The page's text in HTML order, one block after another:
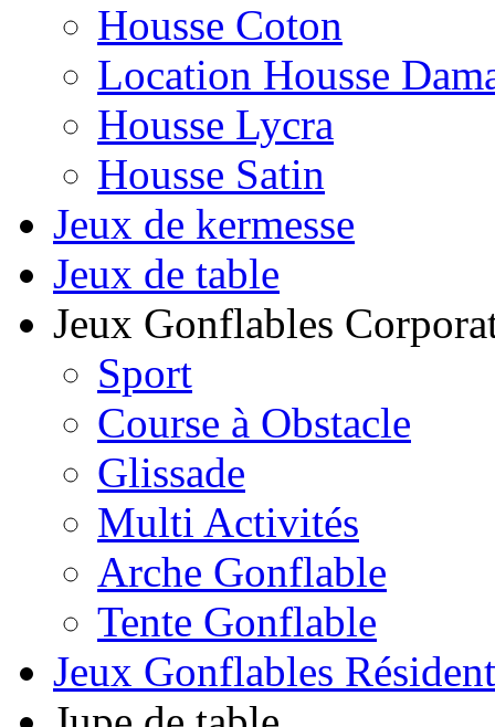
Housse Coton
Location Housse
Housse Lycra
Housse Satin
Jeux de kermesse
Jeux de table
Jeux Gonflables
Sport
Course à Obstacle
Glissade
Multi Activités
Arche Gonflable
Tente Gonflable
Jeux Gonflables